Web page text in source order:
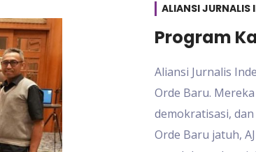
ALIANSI JURNALIS
Program
Aliansi Jurnalis
Orde Baru.
demokratisasi,
Orde Baru jatuh,